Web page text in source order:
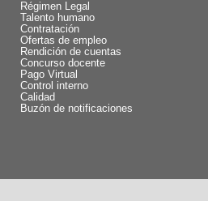
Régimen Legal
Talento humano
Contratación
Ofertas de empleo
Rendición de cuentas
Concurso docente
Pago Virtual
Control interno
Calidad
Buzón de notificaciones